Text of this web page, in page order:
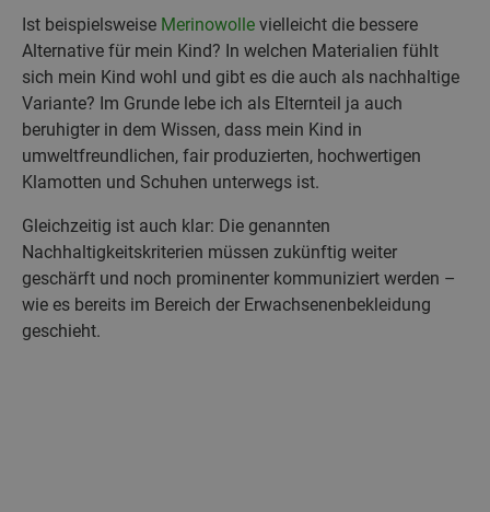
Ist beispielsweise Merinowolle vielleicht die bessere
Alternative für mein Kind? In welchen Materialien fühlt
sich mein Kind wohl und gibt es die auch als nachhaltige
Variante? Im Grunde lebe ich als Elternteil ja auch
beruhigter in dem Wissen, dass mein Kind in
umweltfreundlichen, fair produzierten, hochwertigen
Klamotten und Schuhen unterwegs ist.
Gleichzeitig ist auch klar: Die genannten
Nachhaltigkeitskriterien müssen zukünftig weiter
geschärft und noch prominenter kommuniziert werden –
wie es bereits im Bereich der Erwachsenenbekleidung
geschieht.